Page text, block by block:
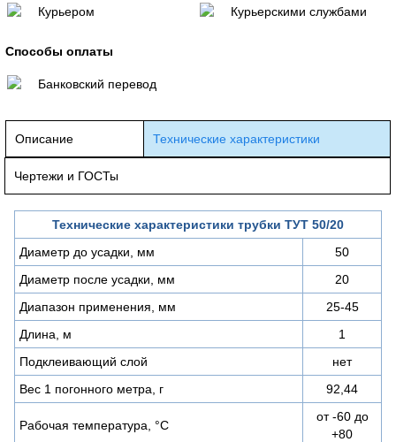
Курьером Курьерскими службами
Способы оплаты
Банковский перевод
Описание Технические характеристики
Чертежи и ГОСТы
Технические характеристики трубки ТУТ 50/20
Диаметр до усадки, мм
50
Диаметр после усадки, мм
20
Диапазон применения, мм
25-45
Длина, м
1
Подклеивающий слой
нет
Вес 1 погонного метра, г
92,44
Рабочая температура, °С
от -60 до
+80